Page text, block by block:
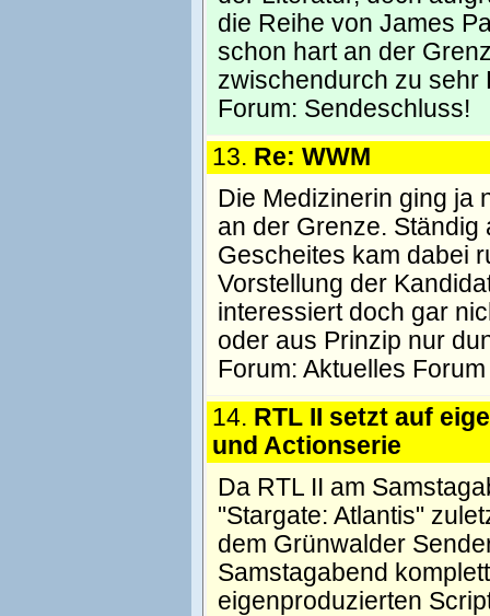
die Reihe von James
schon hart an der
zwischendurch zu sehr
Forum: Sendeschluss!
13. Re: WWM
Die Medizinerin ging ja
an der Grenze.
Gescheites kam dabei
Vorstellung der
interessiert doch gar
oder aus Prinzip nur
Forum: Aktuelles Forum
14. RTL II setzt auf
und Actionserie
Da RTL II am
"Stargate: Atlantis"
dem Grünwalder
Samstagabend
eigenproduzierten